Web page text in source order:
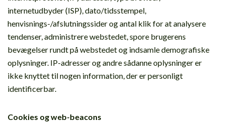
internetudbyder (ISP), dato/tidsstempel,
henvisnings-/afslutningssider og antal klik for at analysere
tendenser, administrere webstedet, spore brugerens
bevægelser rundt på webstedet og indsamle demografiske
oplysninger. IP-adresser og andre sådanne oplysninger er
ikke knyttet til nogen information, der er personligt
identificerbar.
Cookies og web-beacons